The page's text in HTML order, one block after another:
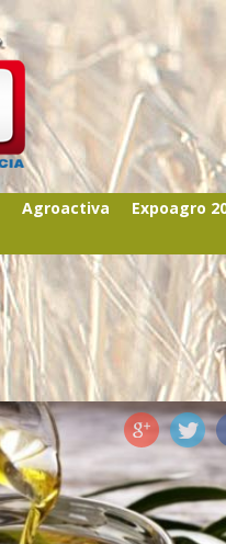
Agroactiva
Expoagro